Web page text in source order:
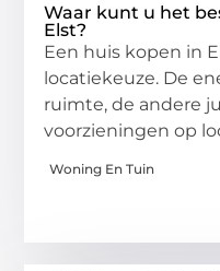
Waar kunt u het
Elst?
Een huis kopen in
locatiekeuze. De
ruimte, de andere
voorzieningen op
Woning En Tuin